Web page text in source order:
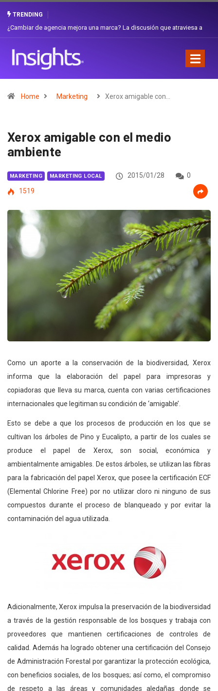
TRENDING
Gabriela Herrera y el arte de cambiarse el sombrero en Corporación
Home Marketing Xerox amigable con…
Xerox amigable con el medio
ambiente
MARKETING MARKETING LOCAL 2015/01/28
0
1519
Como un aporte a la conservación de la biodiversidad, Xerox
informa que la elaboración del papel para impresoras y
copiadoras que lleva su marca, cuenta con varias certificaciones
internacionales que legitiman su condición de ‘amigable’.
Esto se debe a que los procesos de producción en los que se
cultivan los árboles de Pino y Eucalipto, a partir de los cuales se
produce el papel de Xerox, son social, económica y
ambientalmente amigables. De estos árboles, se utilizan las fibras
para la fabricación del papel Xerox, que posee la certificación ECF
(Elemental Chlorine Free) por no utilizar cloro ni ninguno de sus
compuestos durante el proceso de blanqueado y por evitar la
contaminación del agua utilizada.
Adicionalmente, Xerox impulsa la preservación de la biodiversidad
a través de la gestión responsable de los bosques y trabaja con
proveedores que mantienen certificaciones de controles de
calidad. Además ha logrado obtener una certificación del Consejo
de Administración Forestal por garantizar la protección ecológica,
con beneficios sociales, de los bosques; así como, el compromiso
de respeto a las áreas y comunidades aledañas donde se